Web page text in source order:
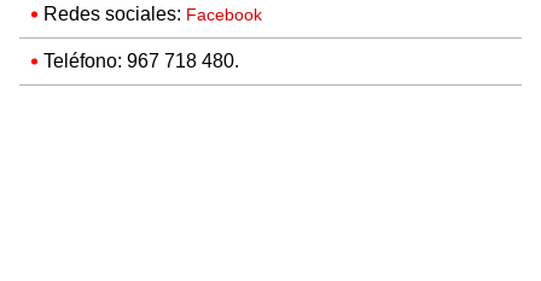
Redes sociales: Facebook
Teléfono: 967 718 480.